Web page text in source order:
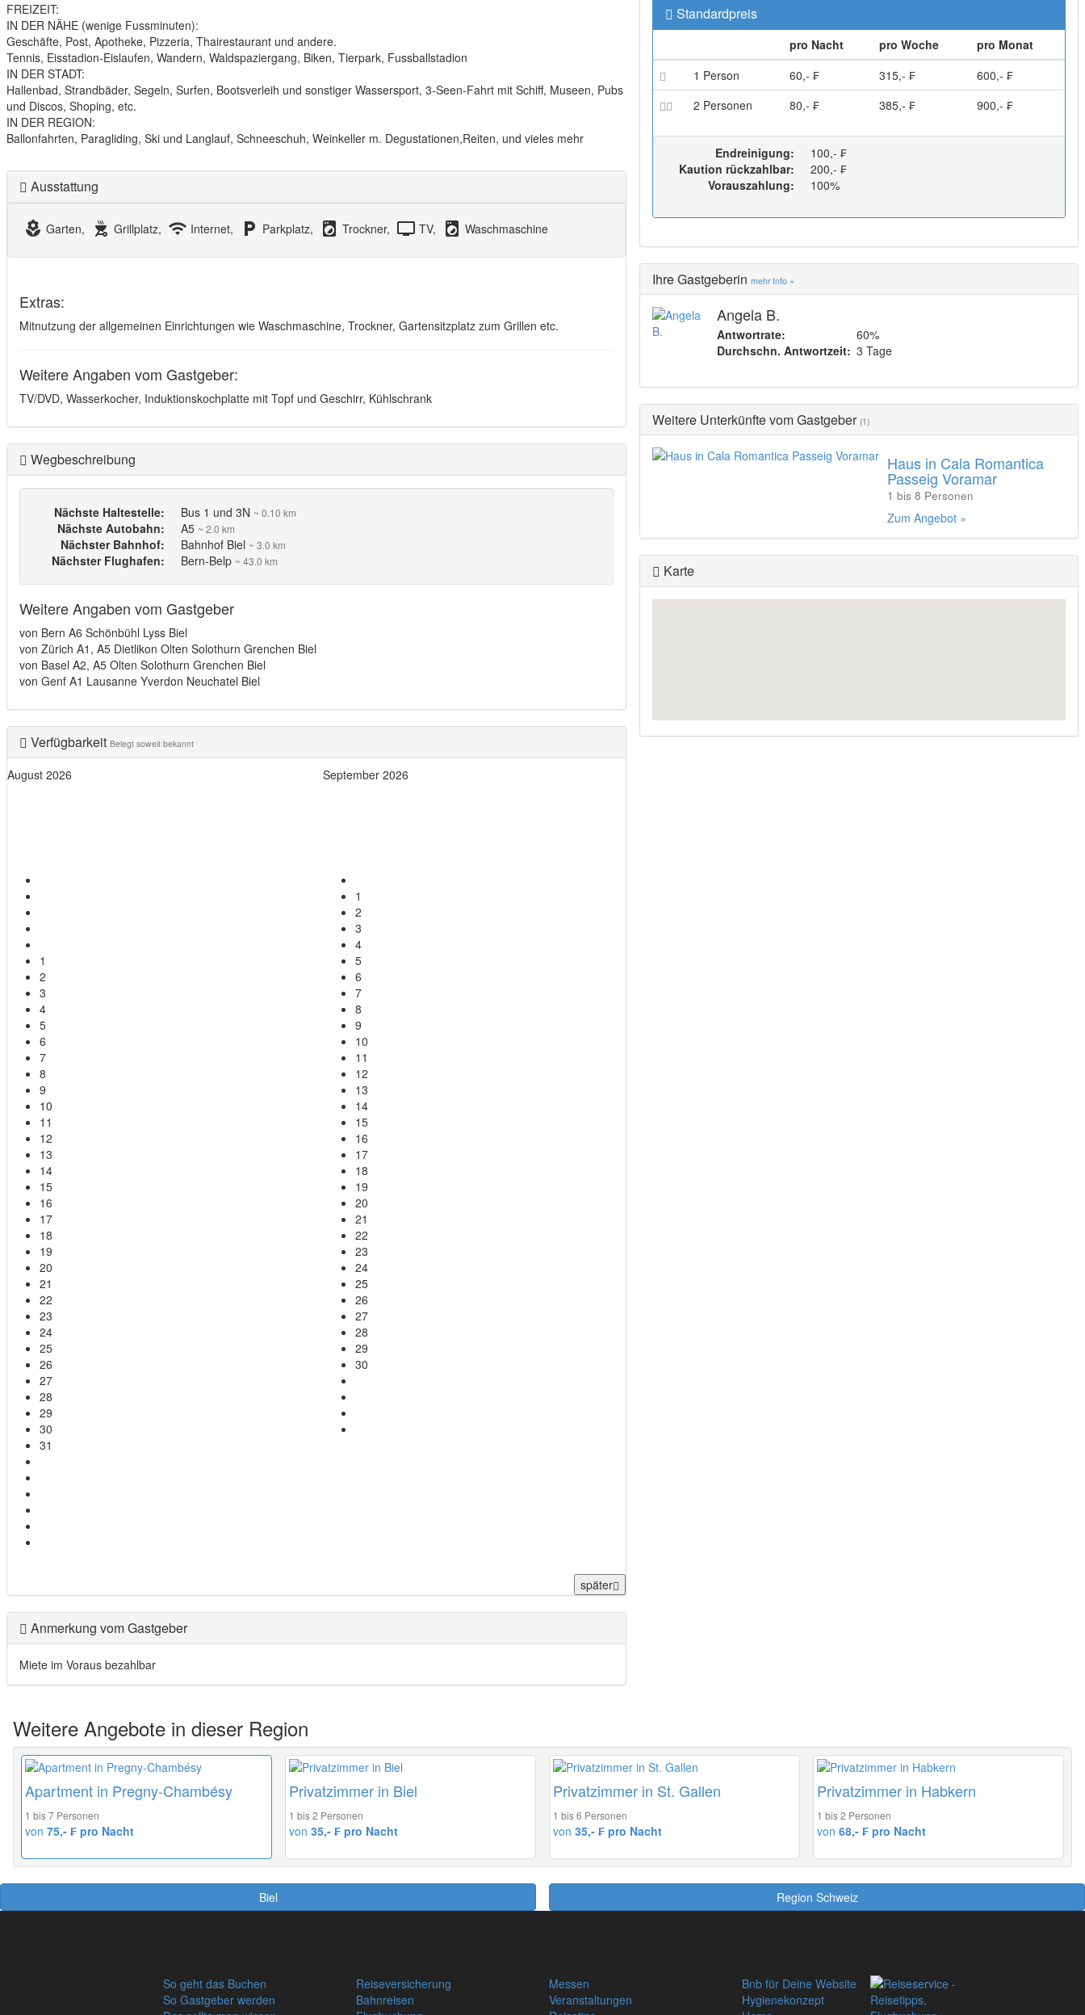
Standardpreis
pro Nacht pro Woche
pro Monat
1 Person
60,- ₣ 315,- ₣
600,- ₣
2 Personen
80,- ₣ 385,- ₣ 900,- ₣
Endreinigung:
100,- ₣
Kaution rückzahlbar:
200,- ₣
Vorauszahlung:
100%
Ihre Gastgeberin mehr Info »
Angela B.
Antwortrate:
60%
Durchschn. Antwortzeit: 3 Tage
Weitere Unterkünfte vom Gastgeber (1)
Haus in Cala Romantica
Passeig Voramar
1 bis 8 Personen
Zum Angebot »
Karte
FREIZEIT:
IN DER NÄHE (wenige Fussminuten):
Geschäfte, Post, Apotheke, Pizzeria, Thairestaurant und andere.
Tennis, Eisstadion-Eislaufen, Wandern, Waldspaziergang, Biken, Tierpark, Fussballstadion
IN DER STADT:
Hallenbad, Strandbäder, Segeln, Surfen, Bootsverleih und sonstiger Wassersport, 3-Seen-Fahrt mit Schiff, Museen, Pubs
und Discos, Shoping, etc.
IN DER REGION:
Ballonfahrten, Paragliding, Ski und Langlauf, Schneeschuh, Weinkeller m. Degustationen,Reiten, und vieles mehr
Ausstattung
local_florist Garten, outdoor_grill Grillplatz, wifi Internet, local_parking Parkplatz, local_laundry_service Trockner, tv TV, local_laundry_service Waschmaschine
Extras:
Mitnutzung der allgemeinen Einrichtungen wie Waschmaschine, Trockner, Gartensitzplatz zum Grillen etc.
Weitere Angaben vom Gastgeber:
TV/DVD, Wasserkocher, Induktionskochplatte mit Topf und Geschirr, Kühlschrank
Wegbeschreibung
Nächste Haltestelle: Bus 1 und 3N ~ 0.10 km
Nächste Autobahn: A5 ~ 2.0 km
Nächster Bahnhof: Bahnhof Biel ~ 3.0 km
Nächster Flughafen: Bern-Belp ~ 43.0 km
Weitere Angaben vom Gastgeber
von Bern A6 Schönbühl Lyss Biel
von Zürich A1, A5 Dietlikon Olten Solothurn Grenchen Biel
von Basel A2, A5 Olten Solothurn Grenchen Biel
von Genf A1 Lausanne Yverdon Neuchatel Biel
Verfügbarkeit Belegt soweit bekannt
August 2026
1
2
3
4
5
6
7
8
9
10
11
12
13
14
15
16
17
18
19
20
21
22
23
24
25
26
27
28
29
30
31
September 2026
1
2
3
4
5
6
7
8
9
10
11
12
13
14
15
16
17
18
19
20
21
22
23
24
25
26
27
28
29
30
später
Anmerkung vom Gastgeber
Miete im Voraus bezahlbar
Weitere Angebote in dieser Region
Apartment in Pregny-Chambésy
1 bis 7 Personen
von 75,- ₣ pro Nacht
Privatzimmer in Biel
1 bis 2 Personen
von 35,- ₣ pro Nacht
Privatzimmer in St. Gallen
1 bis 6 Personen
von 35,- ₣ pro Nacht
Privatzimmer in Habkern
1 bis 2 Personen
von 68,- ₣ pro Nacht
Biel Region Schweiz
So geht das Buchen
So Gastgeber werden
Reiseversicherung
Bahnreisen
Messen
Veranstaltungen
Bnb für Deine Website
Hygienekonzept